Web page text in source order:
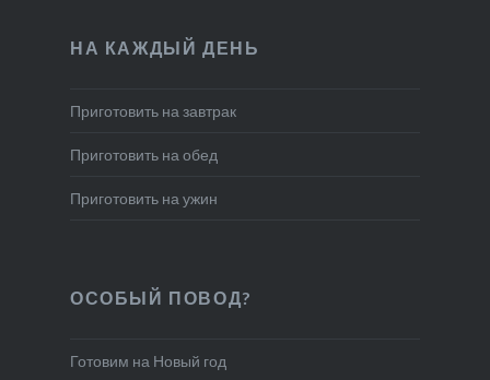
НА КАЖДЫЙ ДЕНЬ
Приготовить на завтрак
Приготовить на обед
Приготовить на ужин
ОСОБЫЙ ПОВОД?
Готовим на Новый год